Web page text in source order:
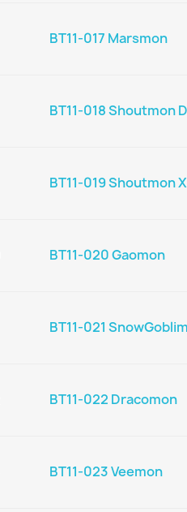
BT11-017 Marsmon
BT11-018 Shoutmon
BT11-019 Shoutmon
BT11-020 Gaomon
BT11-021
BT11-022 Dracomon
BT11-023 Veemon